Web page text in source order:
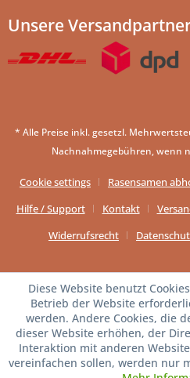
Unsere
* Alle Preise inkl. gesetzl.
Nachnahmegebühren, wenn
Cookie settings
Rasensamen
Hilfe / Support
Kontakt
Widerrufsrecht
Diese Website benutzt
Betrieb der Website
werden. Andere Cookies, die
dieser Website erhöhen, der
Interaktion mit anderen
vereinfachen sollen, werden nur